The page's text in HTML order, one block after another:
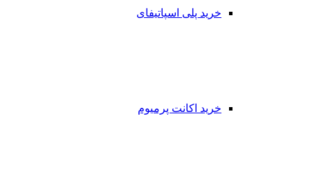
خرید پلی اسپاتیفای
خرید اکانت پرمیوم